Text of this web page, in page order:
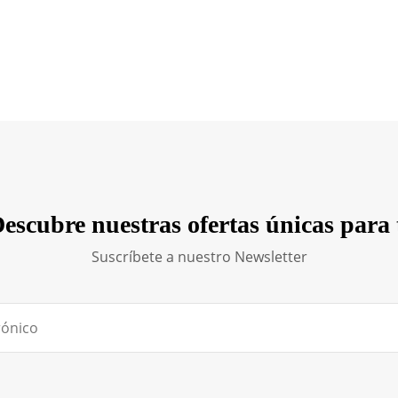
nuestras ofertas únicas para
Suscríbete a nuestro Newsletter